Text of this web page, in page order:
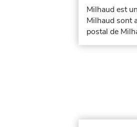
Milhaud est
Milhaud sont
postal de